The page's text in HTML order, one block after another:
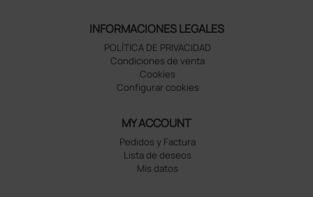
INFORMACIONES LEGALES
POLÍTICA DE PRIVACIDAD
Condiciones de venta
Cookies
Configurar cookies
MY ACCOUNT
Pedidos y Factura
Lista de deseos
Mis datos